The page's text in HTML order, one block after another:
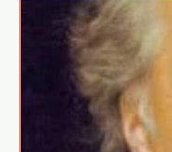
Philosophie